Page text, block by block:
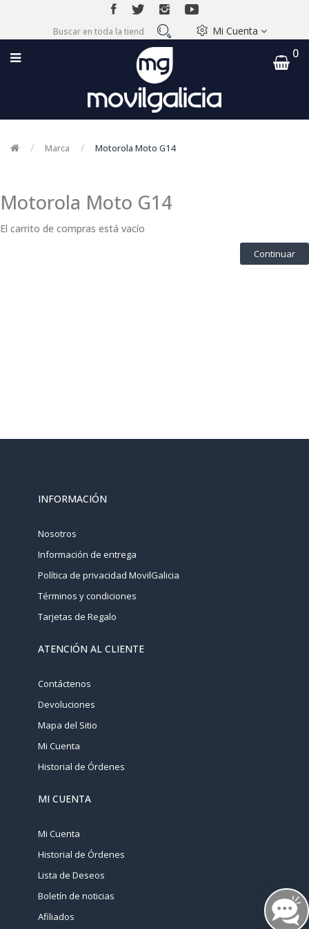
Mi Cuenta
0
Marca Motorola Moto G14
Motorola Moto G14
El carrito de compras está vacío
Continuar
INFORMACIÓN
Nosotros
Información de entrega
Política de privacidad MovilGalicia
Términos y condiciones
Tarjetas de Regalo
ATENCIÓN AL CLIENTE
Contáctenos
Devoluciones
Mapa del Sitio
Mi Cuenta
Historial de Órdenes
MI CUENTA
Mi Cuenta
Historial de Órdenes
Lista de Deseos
Boletín de noticias
Afiliados